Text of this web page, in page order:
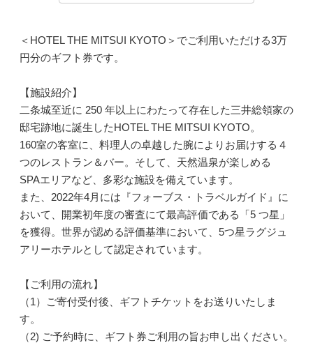
＜HOTEL THE MITSUI KYOTO＞でご利用いただける3万
円分のギフト券です。
【施設紹介】
二条城至近に 250 年以上にわたって存在した三井総領家の
邸宅跡地に誕生したHOTEL THE MITSUI KYOTO。
160室の客室に、料理人の卓越した腕によりお届けする４
つのレストラン＆バー。そして、天然温泉が楽しめる
SPAエリアなど、多彩な施設を備えています。
また、2022年4月には『フォーブス・トラベルガイド』に
おいて、開業初年度の審査にて最高評価である「5 つ星」
を獲得。世界が認める評価基準において、5つ星ラグジュ
アリーホテルとして認定されています。
【ご利用の流れ】
（1）ご寄付受付後、ギフトチケットをお送りいたしま
す。
（2) ご予約時に、ギフト券ご利用の旨お申し出ください。